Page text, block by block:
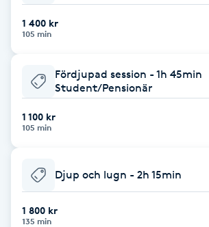
Diamantslipning
1 400 kr
105 min
Fördjupad session - 1h 45min
Student/Pensionär
1 100 kr
105 min
Djup och lugn - 2h 15min
1 800 kr
135 min